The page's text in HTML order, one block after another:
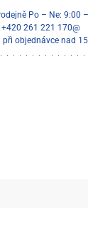
Po – Ne: 9:00
261 221 170@
při objednávce nad